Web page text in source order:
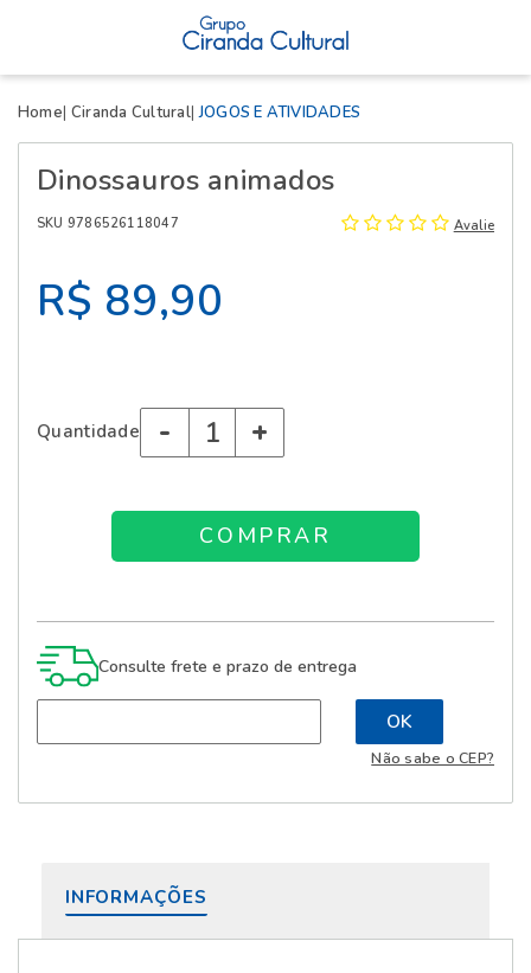
Home Ciranda Cultural JOGOS E ATIVIDADES
Dinossauros animados
SKU 9786526118047 Avalie
R$ 89,90
Quantidade - +
Consulte frete e prazo de entrega
Não sabe o CEP?
INFORMAÇÕES